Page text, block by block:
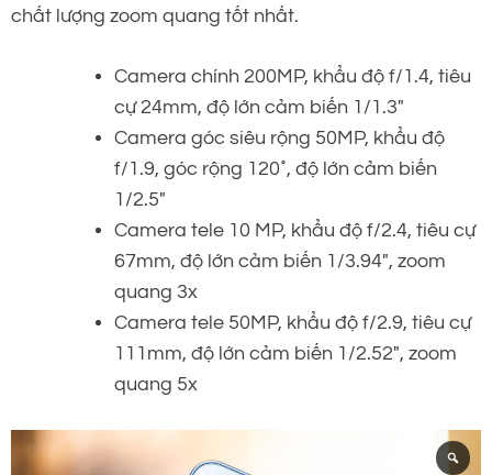
chất lượng zoom quang tốt nhất.
Camera chính 200MP, khẩu độ f/1.4, tiêu
cự 24mm, độ lớn cảm biến 1/1.3″
Camera góc siêu rộng 50MP, khẩu độ
f/1.9, góc rộng 120˚, độ lớn cảm biến
1/2.5″
Camera tele 10 MP, khẩu độ f/2.4, tiêu cự
67mm, độ lớn cảm biến 1/3.94″, zoom
quang 3x
Camera tele 50MP, khẩu độ f/2.9, tiêu cự
111mm, độ lớn cảm biến 1/2.52″, zoom
quang 5x